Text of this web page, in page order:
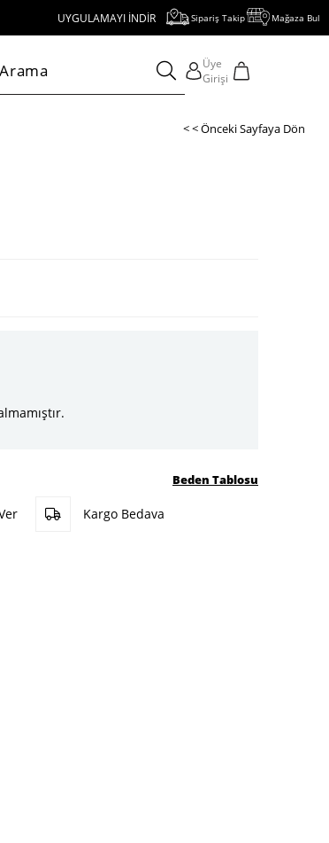
UYGULAMAYI İNDİR, 1000 TL VE ÜZERİ ALIŞVERİŞE 250 TL
Sipariş Takip Mağaza Bul
Üye
Girişi
< < Önceki Sayfaya Dön
Beden Tablosu
Kargo Bedava